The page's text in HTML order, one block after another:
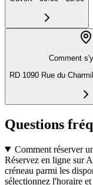
Comment
RD 1090 Rue du
Questions
Comment réserver
Réservez en ligne sur
créneau parmi les
sélectionnez l'horaire